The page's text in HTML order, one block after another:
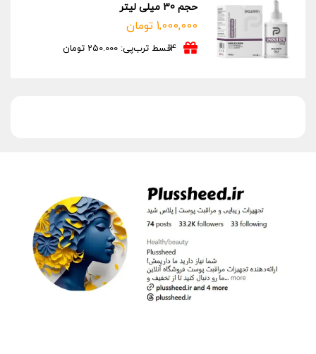
حجم 30 میلی لیتر
1,000,000 تومان
4قسط ترب‌پی: 250.000 تومان